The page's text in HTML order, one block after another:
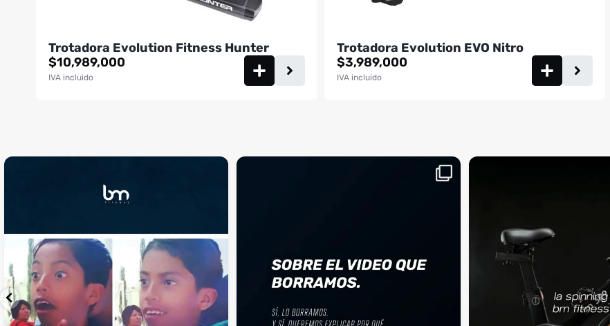
Trotadora Evolution Fitness Hunter
$10,989,000
IVA incluido
Trotadora Evolution EVO Nitro
$3,989,000
IVA incluido